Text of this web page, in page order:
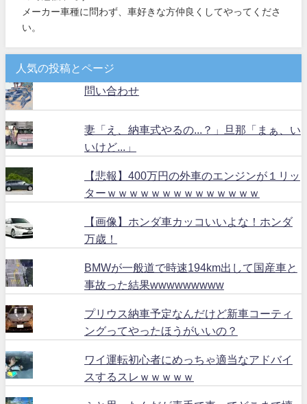
メーカー車種に問わず、車好きな方仲良くしてやってくださ
い。
人気の投稿とページ
問い合わせ
妻「え、納車式やるの...？」旦那「まぁ、い
いけど...」
【悲報】400万円の外車のエンジンが１リッ
ターｗｗｗｗｗｗｗｗｗｗｗｗｗｗ
【画像】ホンダ車カッコいいよな！ホンダ
万歳！
BMWが一般道で時速194km出して国産車と
事故った結果wwwwwwwww
プリウス納車予定なんだけど新車コーティ
ングってやったほうがいいの？
ワイ運転初心者にめっちゃ適当なアドバイ
スするスレｗｗｗｗｗ